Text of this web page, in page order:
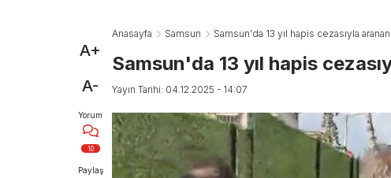
A+
A-
Yorum
10
Paylaş
Anasayfa Samsun Samsun'da 13 yıl hapis cezasıyla
Samsun'da 13 yıl hapis
Yayın Tarihi: 04.12.2025 - 14:07